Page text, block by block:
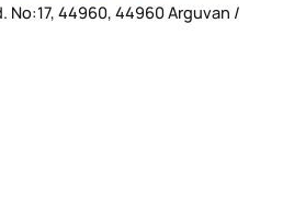
No:17, 44960, 44960 Arguvan /